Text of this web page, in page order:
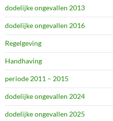
dodelijke ongevallen 2013
dodelijke ongevallen 2016
Regelgeving
Handhaving
periode 2011 – 2015
dodelijke ongevallen 2024
dodelijke ongevallen 2025